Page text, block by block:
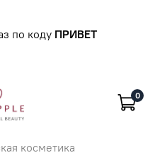
по коду ПРИВЕТ
0
косметика